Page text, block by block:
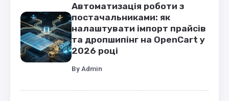
Автоматизація роботи з
постачальниками: як
налаштувати імпорт прайсів
та дропшипінг на OpenCart у
2026 році
By Admin